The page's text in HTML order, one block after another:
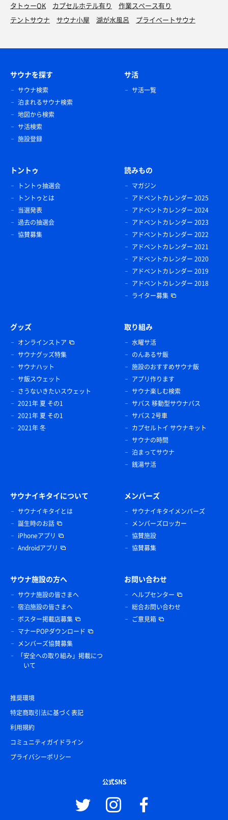
タトゥーOK
カプセルホテル有り
作業スペース有り
テントサウナ
サウナ小屋 湖が水風呂 プライベートサウナ
サウナを探す
サウナ検索
泊まれるサウナ検索
地図から検索
サ活検索
施設登録
サ活
サ活一覧
トントゥ
トントゥ抽選会
トントゥとは
当選発表
過去の抽選会
協賛募集
読みもの
マガジン
アドベントカレンダー 2025
アドベントカレンダー 2024
アドベントカレンダー 2023
アドベントカレンダー 2022
アドベントカレンダー 2021
アドベントカレンダー 2020
アドベントカレンダー 2019
アドベントカレンダー 2018
ライター募集
グッズ
オンラインストア
サウナグッズ特集
サウナハット
サ飯スウェット
さうないきたいスウェット
2021年 夏 その1
2021年 夏 その1
2021年 冬
取り組み
水曜サ活
のんあるサ飯
施設のおすすめサウナ飯
アプリ作ります
サウナ楽しむ検索
サバス 移動型サウナバス
サバス 2号車
カプセルトイ サウナキット
サウナの時間
泊まってサウナ
銭湯サ活
サウナイキタイについて
サウナイキタイとは
誕生時のお話
iPhoneアプリ
Androidアプリ
メンバーズ
サウナイキタイメンバーズ
メンバーズロッカー
協賛施設
協賛募集
サウナ施設の方へ
サウナ施設の皆さまへ
宿泊施設の皆さまへ
ポスター掲載店募集
マナーPOPダウンロード
メンバーズ協賛募集
「安全への取り組み」掲載につ
いて
お問い合わせ
ヘルプセンター
総合お問い合わせ
ご意見箱
推奨環境
特定商取引法に基づく表記
利用規約
コミュニティガイドライン
プライバシーポリシー
公式SNS